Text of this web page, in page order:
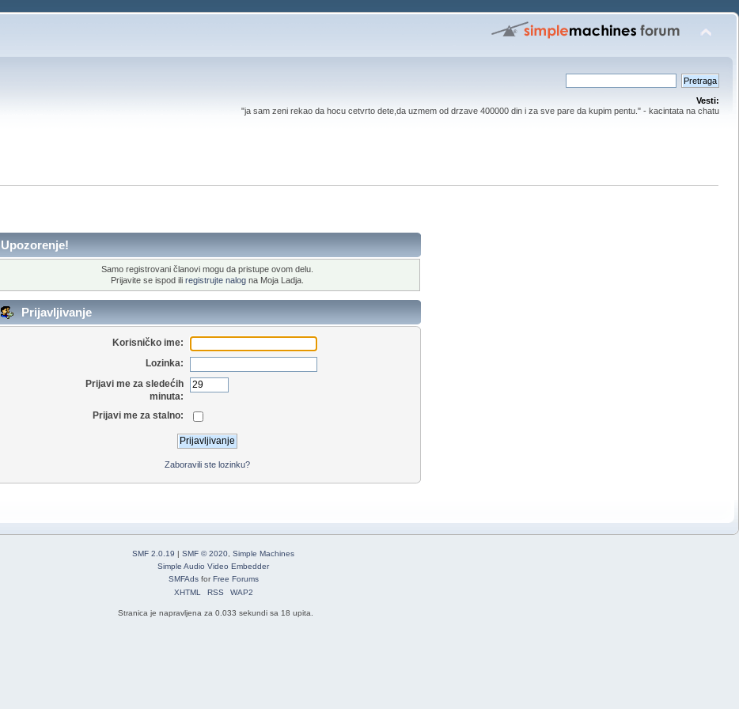
Vesti:
"ja sam zeni rekao da hocu cetvrto dete,da uzmem od drzave 400000 din i za sve pare da kupim pentu." - kacintata na chatu
Upozorenje!
Samo registrovani članovi mogu da pristupe ovom delu.
Prijavite se ispod ili registrujte nalog na Moja Ladja.
Prijavljivanje
Korisničko ime:
Lozinka:
Prijavi me za sledećih
minuta:
Prijavi me za stalno:
Zaboravili ste lozinku?
SMF 2.0.19 | SMF © 2020 Simple Machines
Simple Audio Video Embedder
SMFAdsforFree Forums
XHTML
RSS WAP2
Stranica je napravljena za 0.033 sekundi sa 18 upita.